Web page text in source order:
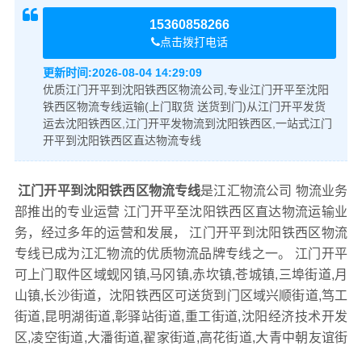
15360858266
点击拨打电话
更新时间:2026-08-04 14:29:09
优质江门开平到沈阳铁西区物流公司,专业江门开平至沈阳
铁西区物流专线运输(上门取货 送货到门)从江门开平发货
运去沈阳铁西区,江门开平发物流到沈阳铁西区,一站式江门
开平到沈阳铁西区直达物流专线
江门开平到沈阳铁西区物流专线是江汇物流公司 物流业务
部推出的专业运营 江门开平至沈阳铁西区直达物流运输业
务，经过多年的运营和发展， 江门开平到沈阳铁西区物流
专线已成为江汇物流的优质物流品牌专线之一。 江门开平
可上门取件区域蚬冈镇,马冈镇,赤坎镇,苍城镇,三埠街道,月
山镇,长沙街道，沈阳铁西区可送货到门区域兴顺街道,笃工
街道,昆明湖街道,彰驿站街道,重工街道,沈阳经济技术开发
区,凌空街道,大潘街道,翟家街道,高花街道,大青中朝友谊街